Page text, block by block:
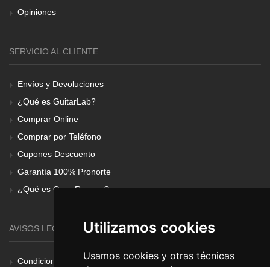
Utilizamos cookies
Usamos cookies y otras técnicas
Opiniones
SERVICIO AL CLIENTE
Envíos y Devoluciones
¿Qué es GuitarLab?
Comprar Online
Comprar por Teléfono
Cupones Descuento
Garantía 100% Pronorte
¿Qué es Gear Renove?
AVISOS LEGALES
Condiciones Generales